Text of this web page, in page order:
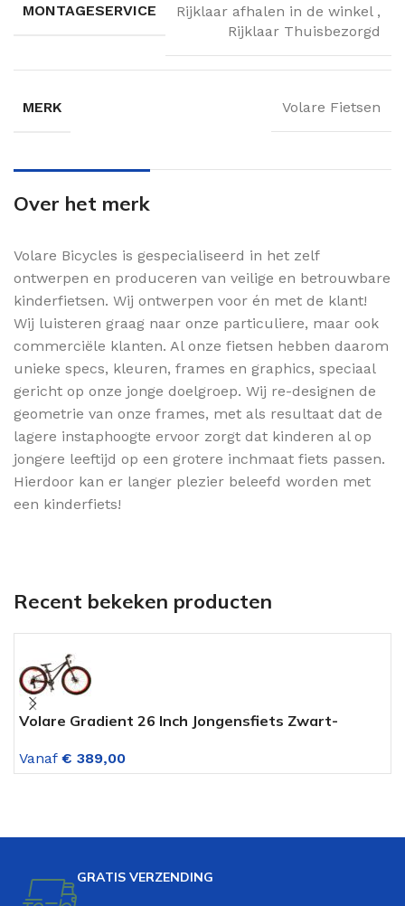
MONTAGESERVICE Rijklaar afhalen in de winkel ,
Rijklaar Thuisbezorgd
MERK Volare Fietsen
Over het merk
Volare Bicycles is gespecialiseerd in het zelf
ontwerpen en produceren van veilige en betrouwbare
kinderfietsen. Wij ontwerpen voor én met de klant!
Wij luisteren graag naar onze particuliere, maar ook
commerciële klanten. Al onze fietsen hebben daarom
unieke specs, kleuren, frames en graphics, speciaal
gericht op onze jonge doelgroep. Wij re-designen de
geometrie van onze frames, met als resultaat dat de
lagere instaphoogte ervoor zorgt dat kinderen al op
jongere leeftijd op een grotere inchmaat fiets passen.
Hierdoor kan er langer plezier beleefd worden met
een kinderfiets!
Recent bekeken producten
Volare Gradient 26 Inch Jongensfiets Zwart-
Vanaf € 389,00
GRATIS VERZENDING